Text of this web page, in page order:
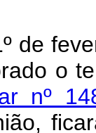
de
o
nº